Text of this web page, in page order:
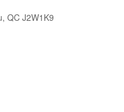
QC J2W1K9